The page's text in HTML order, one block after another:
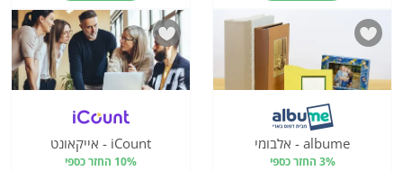
albume - אלבומי
3% החזר כספי
iCount - אייקאונט
10% החזר כספי